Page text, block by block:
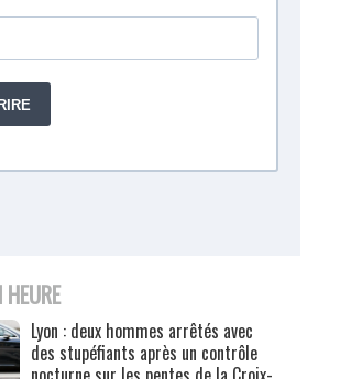
HEURE
Lyon : deux hommes arrêtés avec
des stupéfiants après un contrôle